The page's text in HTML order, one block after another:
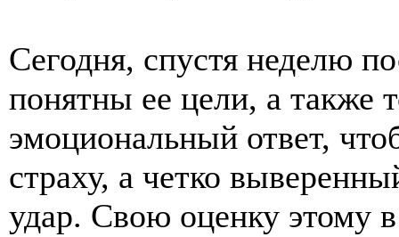
Сегодня, спустя неделю
понятны ее цели, а также
эмоциональный ответ,
страху, а четко
удар. Свою оценку этому